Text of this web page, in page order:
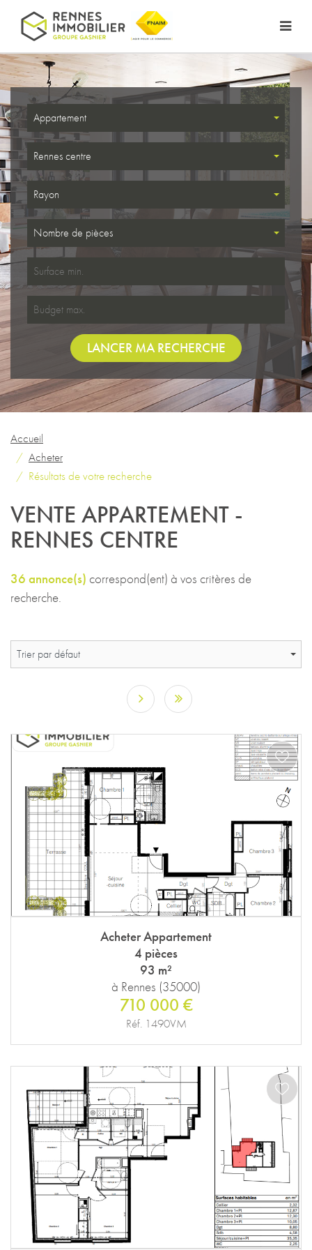
Appartement
Rennes centre
Rayon
Nombre de pièces
LANCER MA RECHERCHE
Accueil
Acheter
Résultats de votre recherche
VENTE APPARTEMENT -
RENNES CENTRE
36 annonce(s) correspond(ent) à vos critères de
recherche.
Trier par défaut
Acheter Appartement
4 pièces
93 m²
à Rennes (35000)
710 000 €
Réf. 1490VM